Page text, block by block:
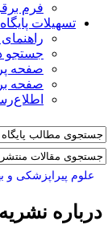
فرم
تسهیلات پایگاه
راهنمای
جستجو در
صفحه
صفحه
علوم پیراپزشکی و
نشریه